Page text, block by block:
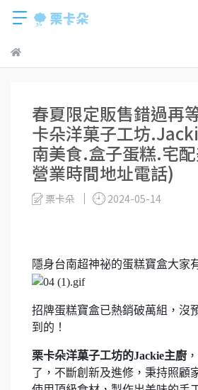
春夏限定販售錯過再
卡朵洋菓子工坊
南美食.盒子蛋糕.宅
營業時間地址電話)
栗卡朵 2024-05-14
隱身台南超神祕的蛋糕寶盒大家
招牌蛋糕寶盒已熱銷破萬組，沒
到的！
栗卡朵洋菓子工坊的Jackie主廚
了，不斷創新及進修，秉持照顧